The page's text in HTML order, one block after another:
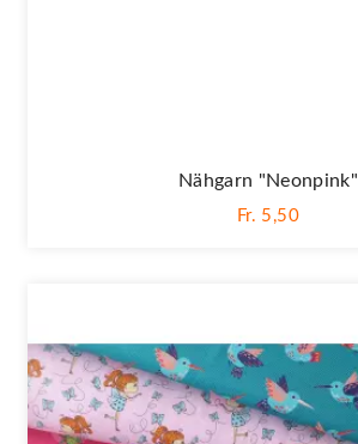
Nähgarn "neonpink"
Fr. 5,50